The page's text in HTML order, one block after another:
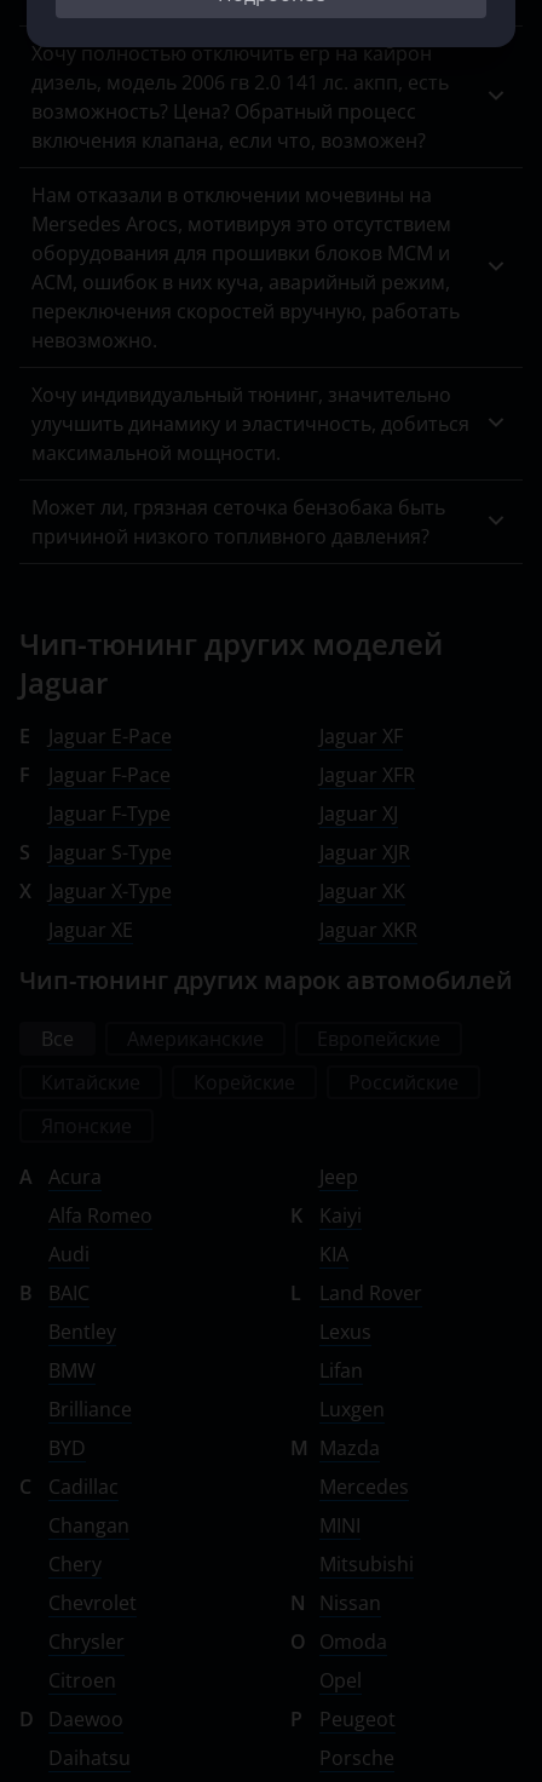
Хочу полностью отключить егр на кайрон
дизель, модель 2006 гв 2.0 141 лс. акпп, есть
возможность? Цена? Обратный процесс
включения клапана, если что, возможен?
Нам отказали в отключении мочевины на
Mersedes Arocs, мотивируя это отсутствием
оборудования для прошивки блоков MCM и
ACM, ошибок в них куча, аварийный режим,
переключения скоростей вручную, работать
невозможно.
Хочу индивидуальный тюнинг, значительно
улучшить динамику и эластичность, добиться
максимальной мощности.
Может ли, грязная сеточка бензобака быть
причиной низкого топливного давления?
Чип-тюнинг других моделей
Jaguar
E
Jaguar E-Pace
F
Jaguar F-Pace
Jaguar F-Type
S
Jaguar S-Type
X
Jaguar X-Type
Jaguar XE
Jaguar XF
Jaguar XFR
Jaguar XJ
Jaguar XJR
Jaguar XK
Jaguar XKR
Чип-тюнинг других марок автомобилей
Все
A
Acura
Alfa Romeo
Audi
B
BAIC
Bentley
BMW
Brilliance
BYD
C
Cadillac
Changan
Chery
Chevrolet
Chrysler
Citroen
D
Daewoo
Daihatsu
Jeep
K
Kaiyi
KIA
L
Land Rover
Lexus
Lifan
Luxgen
M Mazda
Mercedes
MINI
Mitsubishi
N
Nissan
O
Omoda
Opel
P
Peugeot
Porsche